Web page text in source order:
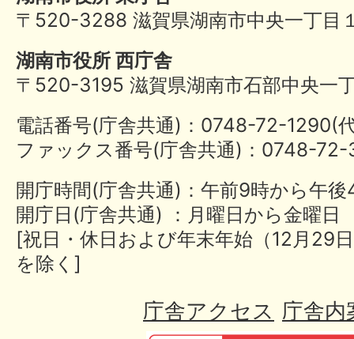
〒520-3288 滋賀県湖南市中央一丁目
湖南市役所 西庁舎
〒520-3195 滋賀県湖南市石部中央一
電話番号(庁舎共通)：0748-72-
ファックス番号(庁舎共通)：0748-
開庁時間(庁舎共通)：午前9時から午
開庁日(庁舎共通) ：月曜日から金曜日
[祝日・休日および年末年始（12月29
を除く]
庁舎アクセス 庁舎内